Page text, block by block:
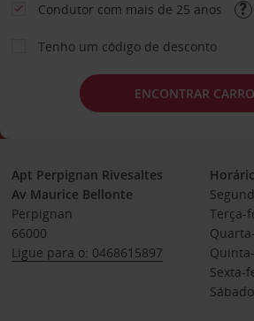
Condutor com mais de 25 anos
Tenho um código de desconto
ENCONTRAR
Apt Perpignan Rivesaltes
Av Maurice Bellonte
Perpignan
66000
Ligue para o: 0468615897
Terça-
Sexta-
Sábado